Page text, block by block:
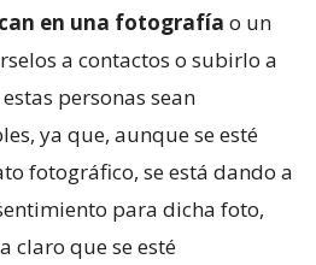
en una fotografía o un
a contactos o subirlo a
personas sean
ya que, aunque se esté
fotográfico, se está dando a
para dicha foto,
claro que se esté